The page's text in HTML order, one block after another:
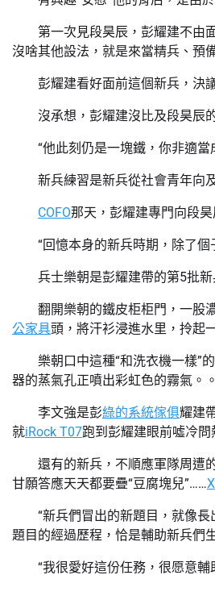
第一次見段昊辰，彭耀建不由
沒啥其他設法，就是來當精兵、預
彭耀建看好面前這個新兵，決
沒承想，彭耀建沒比及段昊辰
“他此刻仍是一塊鐵，你非適
新兵練習是新兵從社會青年向
COFO那天，彭耀建專門向段
“回憶本身的新兵時期，除了個
兵士樂朝是彭耀建帶的第5批
翻開樂朝的鐵皮柜柜門，一股
公家具頭，將汗衫浸進水里，拎起
樂朝口中這種“和洗衣機一樣”
器的蒸氣孔正噴出彩虹色的霧氣。。
李文強是彭綠的系統傢俱耀建
就iRock T07跑到彭耀建眼前噓冷
還有的新兵，不順應軍隊周遭
甘願答應天天都要疊“豆腐塊兒”……
“新兵們冒出的新題目，就像
題目的經過歷程，恰是輔助新兵們
“我很愛好這份任務，很愿意輔